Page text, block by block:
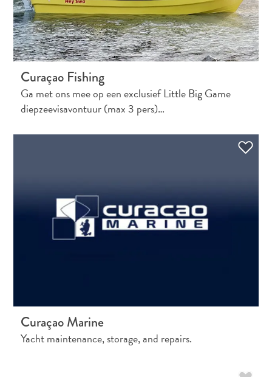
Curaçao Fishing
Ga met ons mee op een exclusief Little Big Game
diepzeevisavontuur (max 3 pers)…
Curaçao Marine
Yacht maintenance, storage, and repairs.